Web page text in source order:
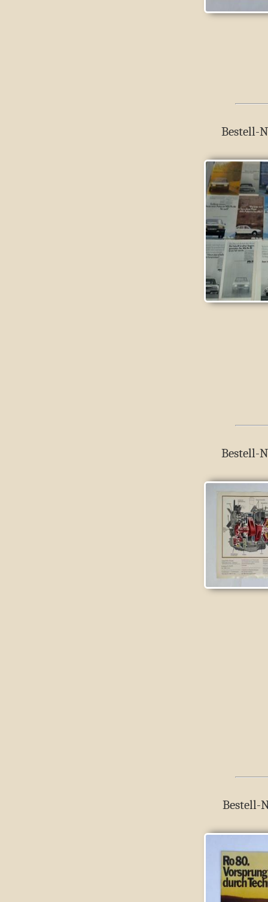
Bestell-
Bestell-
Bestell-